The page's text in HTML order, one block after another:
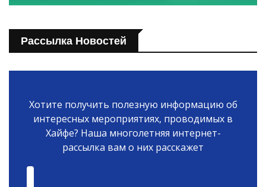
Рассылка Новостей
Хотите получить полезную информацию об
интересных мероприятиях, проводимых в
Хайфе? Наша многолетняя интернет-
рассылка вам о них расскажет